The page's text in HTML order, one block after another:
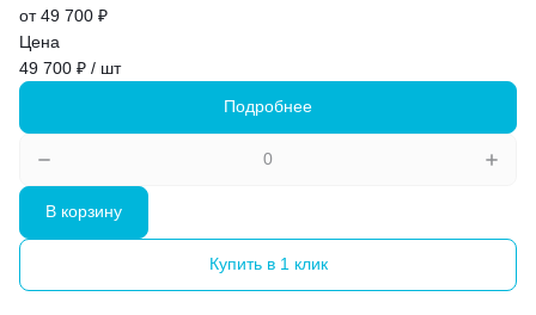
от 49 700 ₽
Цена
49 700 ₽ / шт
Подробнее
В корзину
Купить в 1 клик